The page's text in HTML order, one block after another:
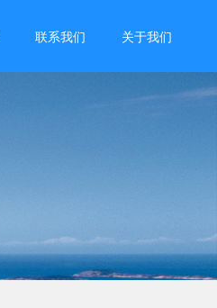
联系我们 关于我们